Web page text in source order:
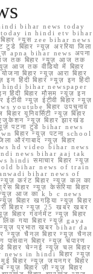
bihar news today
today in hindi etv bihar
न्यूस zee bihar news
बिहार न्यूज़ अररिया जिला
apna bihar news अपना
तक बिहार न्यूज़ आज तक
आज तक वीडियो में बिहार
बिहार न्यूज़ आरा बिहार
हिंदी बिहार न्यूज़ इन हिंदी
hindi bihar newspaper
हिंदी बिहार मौसम न्यूज़ इन
न्यूज़ ईटीवी बिहार न्यूज़
youtube बिहार उपचुनाव
यूनिवर्सिटी न्यूज़ बिहार
न्यूज़ बिहार झारखंड
न्यूज़ पटना टुडे bihar news
बिहार न्यूज़ पटना school
औरंगाबाद न्यूज़ बिहार
hd video bihar news
news bihar aaj tak
समाचार बिहार न्यूज़
bihar news of train
bihar news of
करंट बिहार न्यूज़ कल का
बिहार न्यूज़ केसरिया बिहार
न्यूज़ आज का k b c news
बिहार खगड़िया न्यूज़ बिहार
बिहार न्यूज़ 25 खबर खबर
बिहार गवर्नमेंट न्यूज़ बिहार
गया बिहार न्यूज़ gaya
न्यूज़ प्रभात खबर bihar da
न्यूज़ चैनल बिहार न्यूज़ चैनल
पासवान बिहार न्यूज़ चंपारण
बिहार चेन्नई न्यूज़ चल बिहार
in hindi बिहार न्यूज़
बिहार न्यूज़ जयनगर बिहार
न्यूज़ बिहार ज़ी न्यूज़ बिहार